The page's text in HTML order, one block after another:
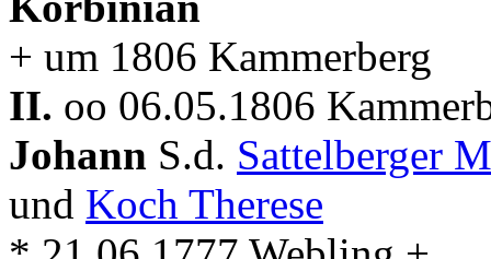
+ um 1806 Kammerberg
II. oo 06.05.1806
Johann S.d. Sattelberger
und Koch Therese